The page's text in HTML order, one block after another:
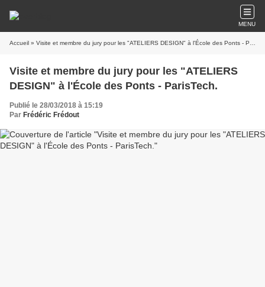
MENU
Accueil » Visite et membre du jury pour les "ATELIERS DESIGN" à l'École des Ponts - ParisTech.
Visite et membre du jury pour les "ATELIERS
DESIGN" à l'École des Ponts - ParisTech.
Publié le 28/03/2018 à 15:19
Par Frédéric Frédout